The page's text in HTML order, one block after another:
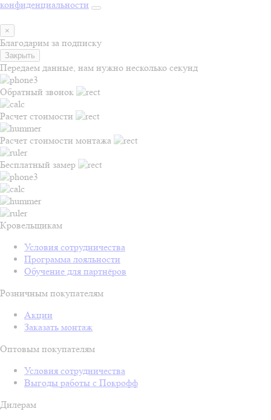
конфиденциальности
×
Благодарим за подписку
Закрыть
Передаем данные, нам нужно несколько секунд
Обратный звонок
Расчет стоимости
Расчет стоимости монтажа
Бесплатный замер
Кровельщикам
Условия сотрудничества
Программа лояльности
Обучение для партнёров
Розничным покупателям
Акции
Заказать монтаж
Оптовым покупателям
Условия сотрудничества
Выгоды работы с Покрофф
Дилерам